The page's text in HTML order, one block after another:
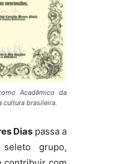
Acadêmico da
cultura brasileira.
Diaspassa a
grupo,